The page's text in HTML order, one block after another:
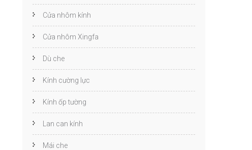
Cửa nhôm kính
Cửa nhôm Xingfa
Dù che
Kính cường lực
Kính ốp tường
Lan can kính
Mái che